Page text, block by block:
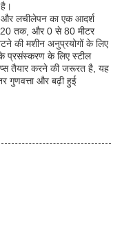
और लचीलेपन का एक आदर्श
20 तक, और 0 से 80 मीटर
की मशीन अनुप्रयोगों के लिए
प्रसंस्करण के लिए स्टील
तैयार करने की जरूरत है, यह
गुणवत्ता और बढ़ी हुई